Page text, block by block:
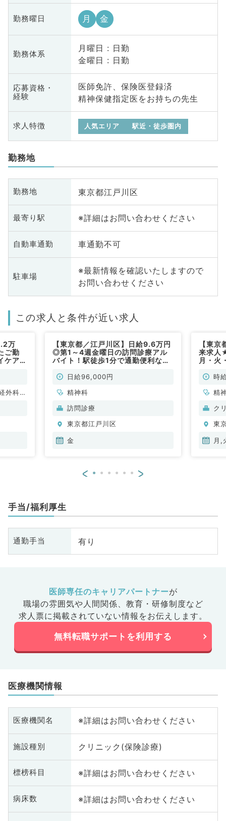
勤務曜日 月 金
勤務体系
月曜日 : 日勤
金曜日 : 日勤
応募資格・
経験
医師免許、保険医登録済
精神保健指定医をお持ちの先生
求人特徴 人気エリア 駅近・徒歩圏内
勤務地
勤務地 東京都江戸川区
最寄り駅 ※詳細はお問い合わせください
自動車通勤 車通勤不可
駐車場
※最新情報を確認いたしますので
お問い合わせください
この求人と条件が近い求人
万
ご勤
ケアを
外科、
【東京都／江戸川区】日給9.6万円
◎第1～4週金曜日の訪問診療アル
バイト！駅徒歩1分で通勤便利なク
日給96,000円
精神科
訪問診療
東京都江戸川区
金
【東
来求人
月・火
勤）時
精
ク
東
月,
< >
手当/福利厚生
通勤手当 有り
医師専任のキャリアパートナーが
職場の雰囲気や人間関係、 教育・研修制度など
求人票に掲載されていない情報をお伝えします。
無料転職サポートを利用する
医療機関情報
医療機関名 ※詳細はお問い合わせください
施設種別 クリニック(保険診療)
標榜科目 ※詳細はお問い合わせください
病床数 ※詳細はお問い合わせください